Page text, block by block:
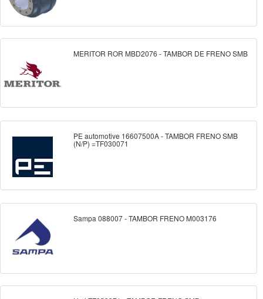
MERITOR ROR MBD2076 - TAMBOR DE FRENO SMB
PE automotive 16607500A - TAMBOR FRENO SMB
(N/P) =TF030071
Sampa 088007 - TAMBOR FRENO M003176